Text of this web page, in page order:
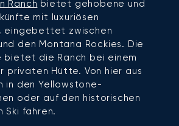
Ranch bietet gehobene und
mit luxuriösen
eingebettet zwischen
den Montana Rockies. Die
bietet die Ranch bei einem
privaten Hütte. Von hier aus
in den Yellowstone-
oder auf den historischen
Ski fahren.